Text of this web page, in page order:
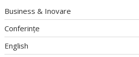
Business & Inovare
Conferințe
English